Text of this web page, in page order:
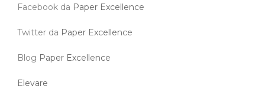
Facebook da Paper Excellence
Twitter da Paper Excellence
Blog Paper Excellence
Elevare